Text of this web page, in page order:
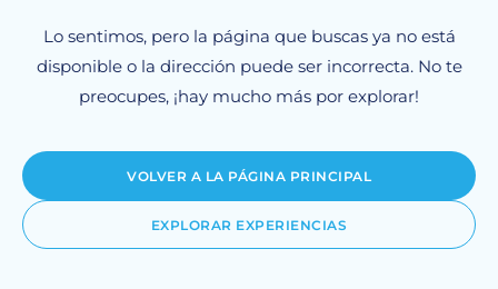
Lo sentimos, pero la página que buscas ya no está
disponible o la dirección puede ser incorrecta. No te
preocupes, ¡hay mucho más por explorar!
VOLVER A LA PÁGINA PRINCIPAL
EXPLORAR EXPERIENCIAS